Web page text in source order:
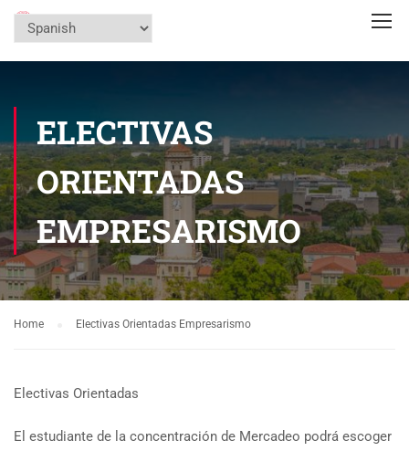
ELECTIVAS
ORIENTADAS
EMPRESARISMO
Home Electivas Orientadas Empresarismo
Electivas Orientadas
El estudiante de la concentración de Mercadeo podrá escoger